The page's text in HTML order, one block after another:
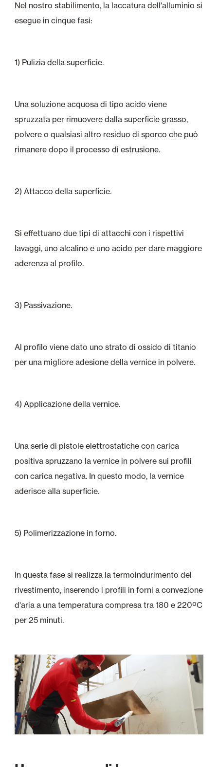
Nel nostro stabilimento, la laccatura dell'alluminio si
esegue in cinque fasi:
1) Pulizia della superficie.
Una soluzione acquosa di tipo acido viene
spruzzata per rimuovere dalla superficie grasso,
polvere o qualsiasi altro residuo di sporco che può
rimanere dopo il processo di estrusione.
2) Attacco della superficie.
Si effettuano due tipi di attacchi con i rispettivi
lavaggi, uno alcalino e uno acido per dare maggiore
aderenza al profilo.
3) Passivazione.
Al profilo viene dato uno strato di ossido di titanio
per una migliore adesione della vernice in polvere.
4) Applicazione della vernice.
Una serie di pistole elettrostatiche con carica
positiva spruzzano la vernice in polvere sui profili
con carica negativa. In questo modo, la vernice
aderisce alla superficie.
5) Polimerizzazione in forno.
In questa fase si realizza la termoindurimento del
rivestimento, inserendo i profili in forni a convezione
d'aria a una temperatura compresa tra 180 e 220ºC
per 25 minuti.